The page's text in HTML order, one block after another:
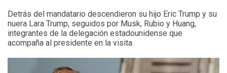
Detrás del mandatario descendieron su hijo Eric Trump y su
nuera Lara Trump, seguidos por Musk, Rubio y Huang,
integrantes de la delegación estadounidense que
acompaña al presidente en la visita.